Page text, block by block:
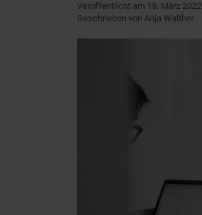
Veröffentlicht am 18. März 2022
Geschrieben von Anja Walther